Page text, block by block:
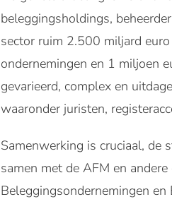
beleggingsholdings,
sector ruim 2.500 miljard
ondernemingen en 1 miljoen
gevarieerd, complex en
waaronder juristen,
Samenwerking is cruciaal, de
samen met de AFM en
Beleggingsondernemingen